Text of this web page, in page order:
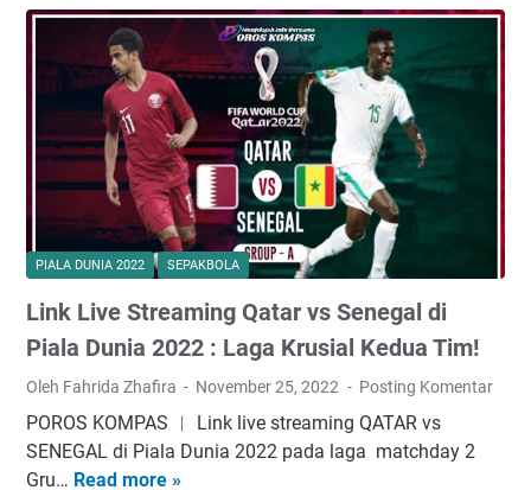
M
e
m
o
r
i
2
0
0
2
i
2
0
2
2
:
P
o
i
n
e
d
a
T
l
P
a
d
a
L
a
n
j
u
t
J
a
d
d
i
k
s
i
T
i
m
n
a
s
Q
t
a
r
v
PIALA DUNIA 2022 SEPAKBOLA
Link Live Streaming Qatar vs Senegal di
Piala Dunia 2022 : Laga Krusial Kedua Tim!
Oleh Fahrida Zhafira November 25, 2022 Posting Komentar
POROS KOMPAS ︱ Link live streaming QATAR vs
SENEGAL di Piala Dunia 2022 pada laga matchday 2
Gru… Read more »